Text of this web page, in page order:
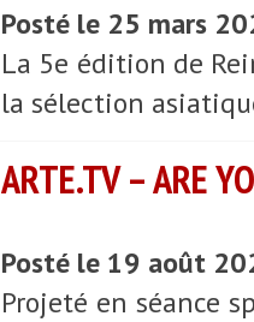
Posté le 25 mars
La 5e édition de
la sélection
ARTE.TV – ARE
Posté le 19 août
Projeté en séance